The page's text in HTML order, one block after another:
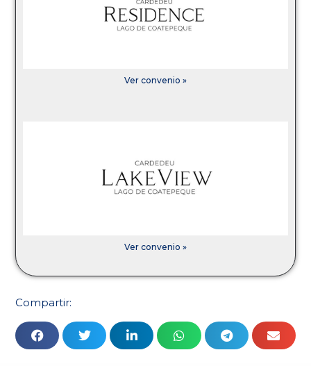
Ver convenio »
Ver convenio »
Compartir: